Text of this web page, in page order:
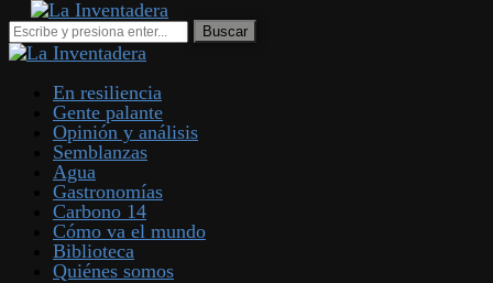
En resiliencia
Gente palante
Opinión y análisis
Semblanzas
Agua
Gastronomías
Carbono 14
Cómo va el mundo
Biblioteca
Quiénes somos